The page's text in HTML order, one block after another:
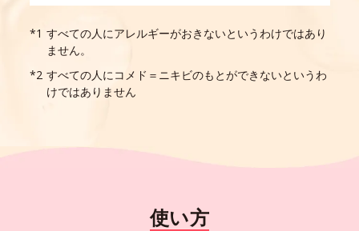
すべての人にアレルギーがおきないというわけではあり
ません。
すべての人にコメド＝ニキビのもとができないというわ
けではありません
使い方